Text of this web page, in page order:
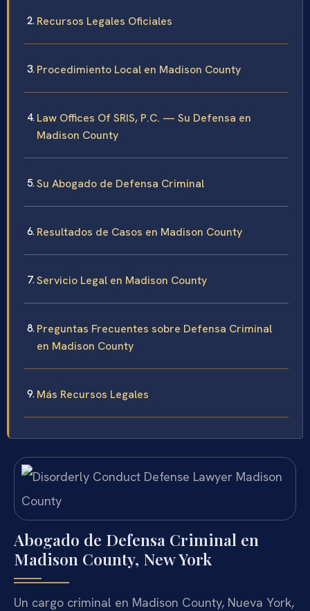
Recursos Legales Oficiales
Procedimiento Local en Madison County
Law Offices Of SRIS, P.C. — Su Defensa en
Madison County
Su Abogado de Defensa Criminal
Resultados de Casos en Madison County
Servicio Legal en Madison County
Preguntas Frecuentes sobre Defensa Criminal
en Madison County
Más Recursos Legales
Abogado de Defensa Criminal en
Madison County, New York
Un cargo criminal en Madison County, Nueva York,